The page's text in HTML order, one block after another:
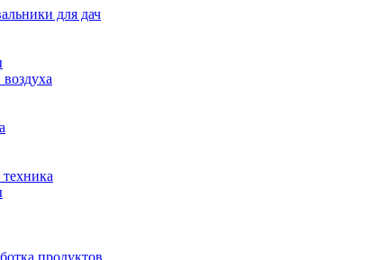
для дач
продуктов